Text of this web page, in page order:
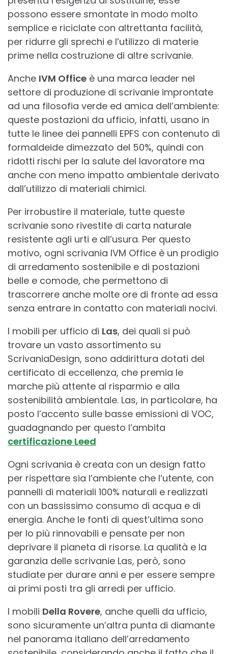
possono essere smontate in modo molto
semplice e riciclate con altrettanta facilità,
per ridurre gli sprechi e l’utilizzo di materie
prime nella costruzione di altre scrivanie.
Anche IVM Office è una marca leader nel
settore di produzione di scrivanie improntate
ad una filosofia verde ed amica dell’ambiente:
queste postazioni da ufficio, infatti, usano in
tutte le linee dei pannelli EPFS con contenuto di
formaldeide dimezzato del 50%, quindi con
ridotti rischi per la salute del lavoratore ma
anche con meno impatto ambientale derivato
dall’utilizzo di materiali chimici.
Per irrobustire il materiale, tutte queste
scrivanie sono rivestite di carta naturale
resistente agli urti e all’usura. Per questo
motivo, ogni scrivania IVM Office è un prodigio
di arredamento sostenibile e di postazioni
belle e comode, che permettono di
trascorrere anche molte ore di fronte ad essa
senza entrare in contatto con materiali nocivi.
I mobili per ufficio di Las, dei quali si può
trovare un vasto assortimento su
ScrivaniaDesign, sono addirittura dotati del
certificato di eccellenza, che premia le
marche più attente al risparmio e alla
sostenibilità ambientale. Las, in particolare, ha
posto l’accento sulle basse emissioni di VOC,
guadagnando per questo l’ambita
certificazione Leed
Ogni scrivania è creata con un design fatto
per rispettare sia l’ambiente che l’utente, con
pannelli di materiali 100% naturali e realizzati
con un bassissimo consumo di acqua e di
energia. Anche le fonti di quest’ultima sono
per lo più rinnovabili e pensate per non
deprivare il pianeta di risorse. La qualità e la
garanzia delle scrivanie Las, però, sono
studiate per durare anni e per essere sempre
ai primi posti tra gli arredi per ufficio.
I mobili Della Rovere, anche quelli da ufficio,
sono sicuramente un’altra punta di diamante
nel panorama italiano dell’arredamento